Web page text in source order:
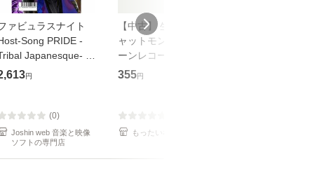
ァビュラスナイト
Song PRIDE -
Japanesque- ネ
バサラ/皇麗夢(豊永
円
(0)
Joshin web 音楽と映像
ソフトの専門店
【中古】 生命力 / チ
ャットモンチー / キュ
ーンレコード [CD]
【メール便送料無料】
355円
もったいない本舗